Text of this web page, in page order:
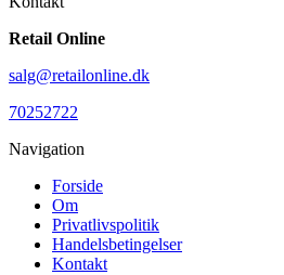
Retail Online
salg@retailonline.dk
70252722
Navigation
Forside
Om
Privatlivspolitik
Handelsbetingelser
Kontakt